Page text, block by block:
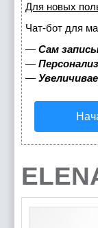
Для новых
Чат-бот для
— Сам
—
—